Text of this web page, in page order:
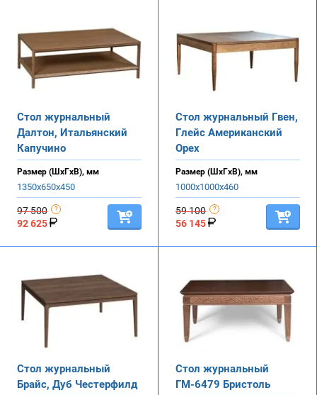
Стол журнальный
Далтон, Итальянский
Капучино
Размер (ШхГхВ), мм
1350х650х450
97 500
92 625
Стол журнальный Гвен,
Глейс Американский
Орех
Размер (ШхГхВ), мм
1000х1000х460
59 100
56 145
Стол журнальный
Брайс, Дуб Честерфилд
Стол журнальный
ГМ-6479 Бристоль